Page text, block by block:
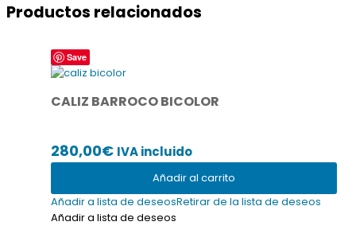
Productos relacionados
Save
CALIZ BARROCO BICOLOR
280,00€ IVA incluido
Añadir al carrito
Añadir a lista de deseosRetirar de la lista de deseos
Añadir a lista de deseos